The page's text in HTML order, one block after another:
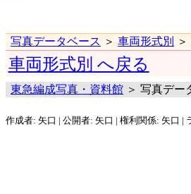
写真データベース ＞ 車両形式別 ＞
車両形式別 へ戻る
東急編成写真・資料館 ＞ 写真デー
作成者: 矢口 | 公開者: 矢口 | 権利関係: 矢口 |